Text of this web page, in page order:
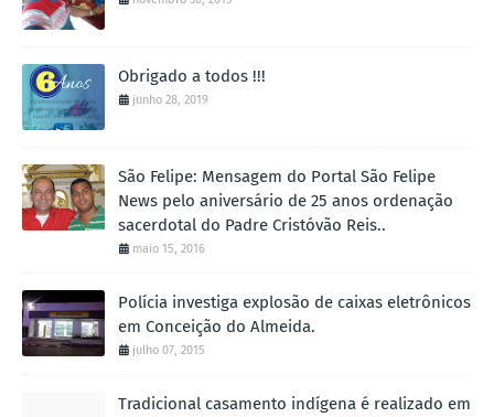
Obrigado a todos !!!
junho 28, 2019
São Felipe: Mensagem do Portal São Felipe
News pelo aniversário de 25 anos ordenação
sacerdotal do Padre Cristóvão Reis..
maio 15, 2016
Polícia investiga explosão de caixas eletrônicos
em Conceição do Almeida.
julho 07, 2015
Tradicional casamento indígena é realizado em